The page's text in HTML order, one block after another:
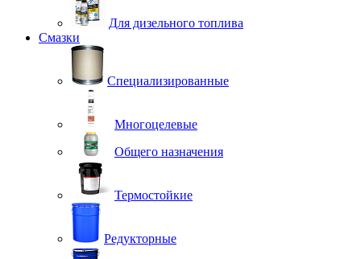
Для дизельного топлива
Смазки
Специализированные
Многоцелевые
Общего назначения
Термостойкие
Редукторные